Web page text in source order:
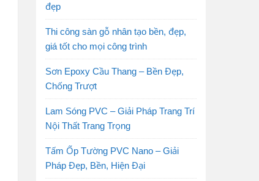
đẹp
Thi công sàn gỗ nhân tạo bền, đẹp,
giá tốt cho mọi công trình
Sơn Epoxy Cầu Thang – Bền Đẹp,
Chống Trượt
Lam Sóng PVC – Giải Pháp Trang Trí
Nội Thất Trang Trọng
Tấm Ốp Tường PVC Nano – Giải
Pháp Đẹp, Bền, Hiện Đại